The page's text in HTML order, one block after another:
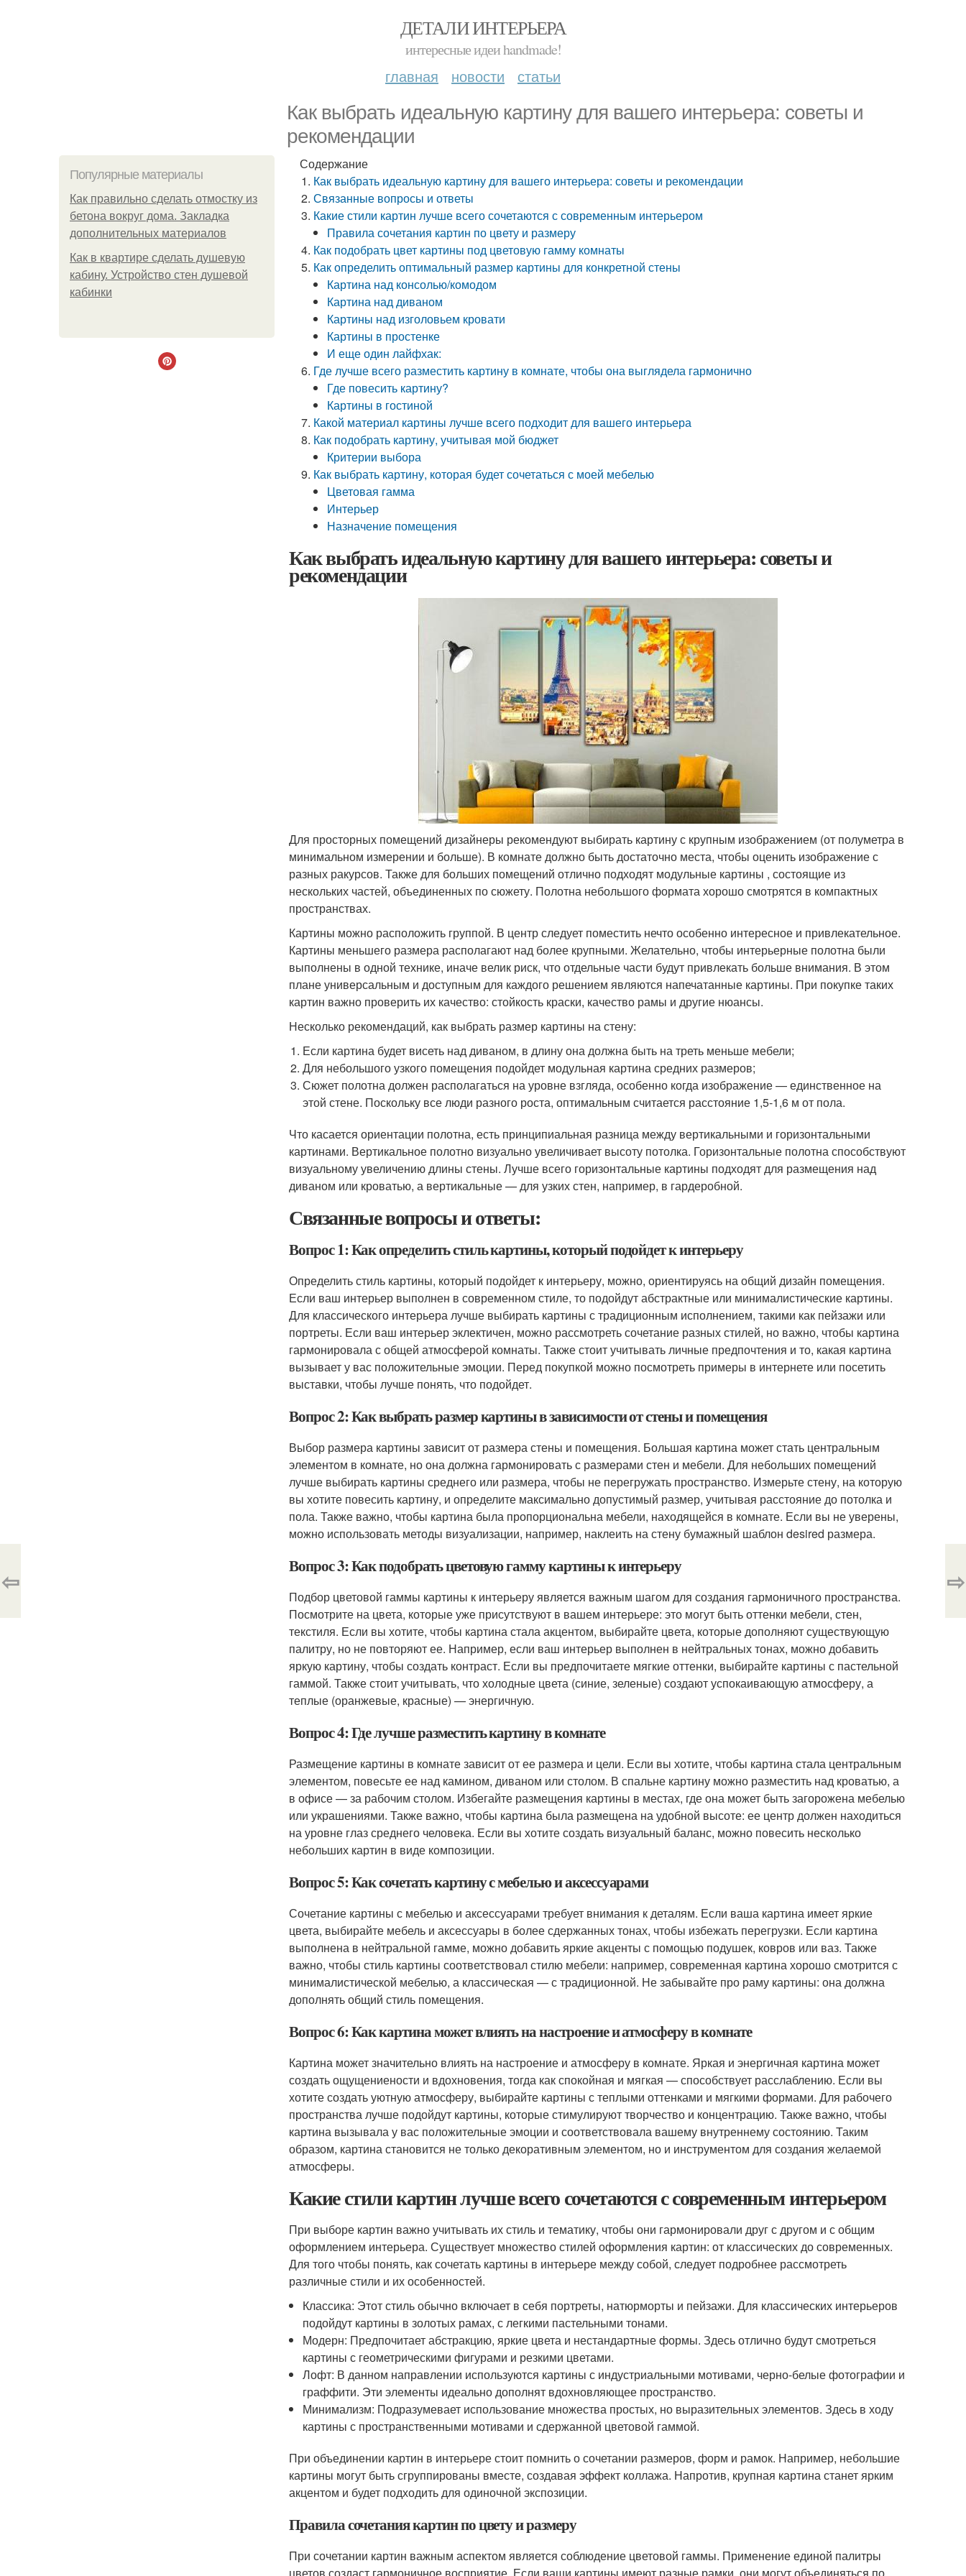
ДЕТАЛИ ИНТЕРЬЕРА
интересные идеи handmade!
главная новости статьи
Как выбрать идеальную картину для вашего интерьера: советы и
рекомендации
Популярные материалы
Как правильно сделать отмостку из
бетона вокруг дома. Закладка
дополнительных материалов
Как в квартире сделать душевую
кабину. Устройство стен душевой
кабинки
Содержание
Как выбрать идеальную картину для вашего интерьера: советы и рекомендации
Связанные вопросы и ответы
Какие стили картин лучше всего сочетаются с современным интерьером
Правила сочетания картин по цвету и размеру
Как подобрать цвет картины под цветовую гамму комнаты
Как определить оптимальный размер картины для конкретной стены
Картина над консолью/комодом
Картина над диваном
Картины над изголовьем кровати
Картины в простенке
И еще один лайфхак:
Где лучше всего разместить картину в комнате, чтобы она выглядела гармонично
Где повесить картину?
Картины в гостиной
Какой материал картины лучше всего подходит для вашего интерьера
Как подобрать картину, учитывая мой бюджет
Критерии выбора
Как выбрать картину, которая будет сочетаться с моей мебелью
Цветовая гамма
Интерьер
Назначение помещения
Как выбрать идеальную картину для вашего интерьера: советы и
рекомендации
Для просторных помещений дизайнеры рекомендуют выбирать картину с крупным изображением (от полуметра в
минимальном измерении и больше). В комнате должно быть достаточно места, чтобы оценить изображение с
разных ракурсов. Также для больших помещений отлично подходят модульные картины , состоящие из
нескольких частей, объединенных по сюжету. Полотна небольшого формата хорошо смотрятся в компактных
пространствах.
Картины можно расположить группой. В центр следует поместить нечто особенно интересное и привлекательное.
Картины меньшего размера располагают над более крупными. Желательно, чтобы интерьерные полотна были
выполнены в одной технике, иначе велик риск, что отдельные части будут привлекать больше внимания. В этом
плане универсальным и доступным для каждого решением являются напечатанные картины. При покупке таких
картин важно проверить их качество: стойкость краски, качество рамы и другие нюансы.
Несколько рекомендаций, как выбрать размер картины на стену:
Если картина будет висеть над диваном, в длину она должна быть на треть меньше мебели;
Для небольшого узкого помещения подойдет модульная картина средних размеров;
Сюжет полотна должен располагаться на уровне взгляда, особенно когда изображение — единственное на
этой стене. Поскольку все люди разного роста, оптимальным считается расстояние 1,5-1,6 м от пола.
Что касается ориентации полотна, есть принципиальная разница между вертикальными и горизонтальными
картинами. Вертикальное полотно визуально увеличивает высоту потолка. Горизонтальные полотна способствуют
визуальному увеличению длины стены. Лучше всего горизонтальные картины подходят для размещения над
диваном или кроватью, а вертикальные — для узких стен, например, в гардеробной.
Связанные вопросы и ответы:
Вопрос 1: Как определить стиль картины, который подойдет к интерьеру
Определить стиль картины, который подойдет к интерьеру, можно, ориентируясь на общий дизайн помещения.
Если ваш интерьер выполнен в современном стиле, то подойдут абстрактные или минималистические картины.
Для классического интерьера лучше выбирать картины с традиционным исполнением, такими как пейзажи или
портреты. Если ваш интерьер эклектичен, можно рассмотреть сочетание разных стилей, но важно, чтобы картина
гармонировала с общей атмосферой комнаты. Также стоит учитывать личные предпочтения и то, какая картина
вызывает у вас положительные эмоции. Перед покупкой можно посмотреть примеры в интернете или посетить
выставки, чтобы лучше понять, что подойдет.
Вопрос 2: Как выбрать размер картины в зависимости от стены и помещения
Выбор размера картины зависит от размера стены и помещения. Большая картина может стать центральным
элементом в комнате, но она должна гармонировать с размерами стен и мебели. Для небольших помещений
лучше выбирать картины среднего или размера, чтобы не перегружать пространство. Измерьте стену, на которую
вы хотите повесить картину, и определите максимально допустимый размер, учитывая расстояние до потолка и
пола. Также важно, чтобы картина была пропорциональна мебели, находящейся в комнате. Если вы не уверены,
можно использовать методы визуализации, например, наклеить на стену бумажный шаблон desired размера.
Вопрос 3: Как подобрать цветовую гамму картины к интерьеру
Подбор цветовой гаммы картины к интерьеру является важным шагом для создания гармоничного пространства.
Посмотрите на цвета, которые уже присутствуют в вашем интерьере: это могут быть оттенки мебели, стен,
текстиля. Если вы хотите, чтобы картина стала акцентом, выбирайте цвета, которые дополняют существующую
палитру, но не повторяют ее. Например, если ваш интерьер выполнен в нейтральных тонах, можно добавить
яркую картину, чтобы создать контраст. Если вы предпочитаете мягкие оттенки, выбирайте картины с пастельной
гаммой. Также стоит учитывать, что холодные цвета (синие, зеленые) создают успокаивающую атмосферу, а
теплые (оранжевые, красные) — энергичную.
Вопрос 4: Где лучше разместить картину в комнате
Размещение картины в комнате зависит от ее размера и цели. Если вы хотите, чтобы картина стала центральным
элементом, повесьте ее над камином, диваном или столом. В спальне картину можно разместить над кроватью, а
в офисе — за рабочим столом. Избегайте размещения картины в местах, где она может быть загорожена мебелью
или украшениями. Также важно, чтобы картина была размещена на удобной высоте: ее центр должен находиться
на уровне глаз среднего человека. Если вы хотите создать визуальный баланс, можно повесить несколько
небольших картин в виде композиции.
Вопрос 5: Как сочетать картину с мебелью и аксессуарами
Сочетание картины с мебелью и аксессуарами требует внимания к деталям. Если ваша картина имеет яркие
цвета, выбирайте мебель и аксессуары в более сдержанных тонах, чтобы избежать перегрузки. Если картина
выполнена в нейтральной гамме, можно добавить яркие акценты с помощью подушек, ковров или ваз. Также
важно, чтобы стиль картины соответствовал стилю мебели: например, современная картина хорошо смотрится с
минималистической мебелью, а классическая — с традиционной. Не забывайте про раму картины: она должна
дополнять общий стиль помещения.
Вопрос 6: Как картина может влиять на настроение и атмосферу в комнате
Картина может значительно влиять на настроение и атмосферу в комнате. Яркая и энергичная картина может
создать ощущениености и вдохновения, тогда как спокойная и мягкая — способствует расслаблению. Если вы
хотите создать уютную атмосферу, выбирайте картины с теплыми оттенками и мягкими формами. Для рабочего
пространства лучше подойдут картины, которые стимулируют творчество и концентрацию. Также важно, чтобы
картина вызывала у вас положительные эмоции и соответствовала вашему внутреннему состоянию. Таким
образом, картина становится не только декоративным элементом, но и инструментом для создания желаемой
атмосферы.
Какие стили картин лучше всего сочетаются с современным интерьером
При выборе картин важно учитывать их стиль и тематику, чтобы они гармонировали друг с другом и с общим
оформлением интерьера. Существует множество стилей оформления картин: от классических до современных.
Для того чтобы понять, как сочетать картины в интерьере между собой, следует подробнее рассмотреть
различные стили и их особенностей.
Классика: Этот стиль обычно включает в себя портреты, натюрморты и пейзажи. Для классических интерьеров
подойдут картины в золотых рамах, с легкими пастельными тонами.
Модерн: Предпочитает абстракцию, яркие цвета и нестандартные формы. Здесь отлично будут смотреться
картины с геометрическими фигурами и резкими цветами.
Лофт: В данном направлении используются картины с индустриальными мотивами, черно-белые фотографии и
граффити. Эти элементы идеально дополнят вдохновляющее пространство.
Минимализм: Подразумевает использование множества простых, но выразительных элементов. Здесь в ходу
картины с пространственными мотивами и сдержанной цветовой гаммой.
При объединении картин в интерьере стоит помнить о сочетании размеров, форм и рамок. Например, небольшие
картины могут быть сгруппированы вместе, создавая эффект коллажа. Напротив, крупная картина станет ярким
акцентом и будет подходить для одиночной экспозиции.
Правила сочетания картин по цвету и размеру
При сочетании картин важным аспектом является соблюдение цветовой гаммы. Применение единой палитры
⇦ ⇨